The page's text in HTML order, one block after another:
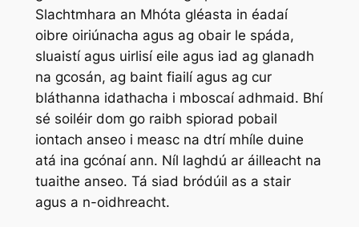
Slachtmhara an Mhóta gléasta in éadaí
oibre oiriúnacha agus ag obair le spáda,
sluaistí agus uirlisí eile agus iad ag glanadh
na gcosán, ag baint fiailí agus ag cur
bláthanna idathacha i mboscaí adhmaid. Bhí
sé soiléir dom go raibh spiorad pobail
iontach anseo i measc na dtrí mhíle duine
atá ina gcónaí ann. Níl laghdú ar áilleacht na
tuaithe anseo. Tá siad bródúil as a stair
agus a n-oidhreacht.